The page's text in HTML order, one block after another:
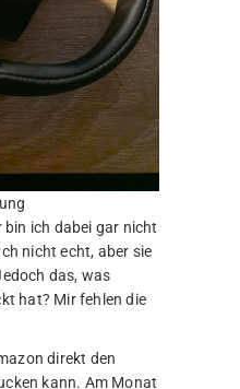
ich dabei gar nicht
nicht echt, aber sie
das, was
hat? Mir fehlen die
direkt den
kann. Am Monat